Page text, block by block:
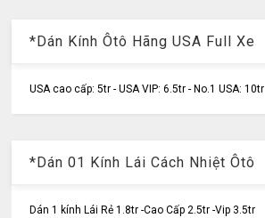
*Dán Kính Ôtô Hãng USA Full Xe
USA cao cấp: 5tr - USA VIP: 6.5tr - No.1 USA: 10tr
*Dán 01 Kính Lái Cách Nhiệt Ôtô
Dán 1 kính Lái Rẻ 1.8tr -Cao Cấp 2.5tr -Vip 3.5tr